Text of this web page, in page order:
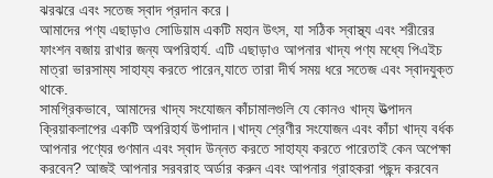
ঝরঝরে এবং সতেজ স্বাদ প্রদান করে।
আমাদের পণ্য এছাড়াও সোডিয়াম একটি মহান উৎস, যা সঠিক স্বাস্থ্য এবং শরীরের
ফাংশন বজায় রাখার জন্য অপরিহার্য. এটি এছাড়াও আপনার খাদ্য পণ্য মধ্যে পিএইচ
মাত্রা ভারসাম্য সাহায্য করতে পারেন,যাতে তারা দীর্ঘ সময় ধরে সতেজ এবং স্বাদযুক্ত
থাকে.
সামগ্রিকভাবে, আমাদের খাদ্য সংযোজন কাঁচামালগুলি যে কোনও খাদ্য উত্পাদন
ক্রিয়াকলাপের একটি অপরিহার্য উপাদান।খাদ্য শ্রেণীর সংযোজন এবং কাঁচা খাদ্য বর্ধক
আপনার পণ্যের গুণমান এবং স্বাদ উন্নত করতে সাহায্য করতে পারেতাই কেন অপেক্ষা
করবেন? আজই আপনার সরবরাহ অর্ডার করুন এবং আপনার গ্রাহকরা পছন্দ করবেন